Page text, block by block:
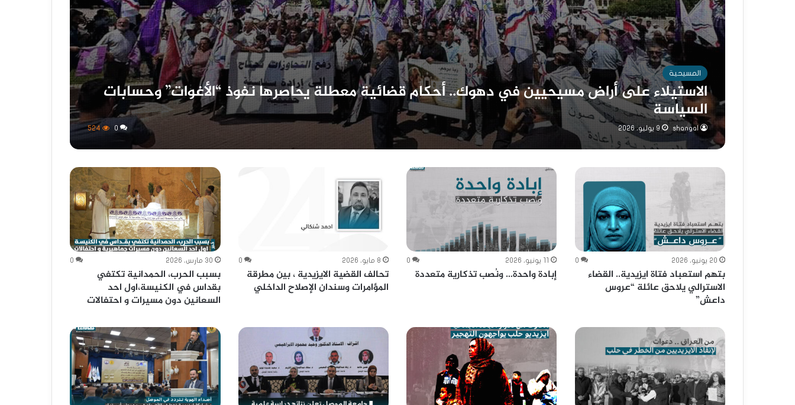
المسيحية
الاستيلاء على أراض مسيحيين في دهوك.. أحكام قضائية معطلة يحاصرها نفوذ “الأغوات” وحسابات
السياسة
shangal 9 يوليو، 2026 0
524
20 يونيو، 2026 0
بتهم استعباد فتاة ايزيدية.. القضاء
الاسترالي يلاحق عائلة “عروس
داعش”
11 يونيو، 2026 0
إبادة واحدة… ونُصب تذكارية متعددة
8 مايو، 2026 0
تحالف القضية الايزيدية ، بين مطرقة
المؤامرات وسندان الإصلاح الداخلي
30 مارس، 2026 0
بسبب الحرب، الحمدانية تكتفي
بقداس في الكنيسة،اول احد
السعانين دون مسيرات و احتفالات